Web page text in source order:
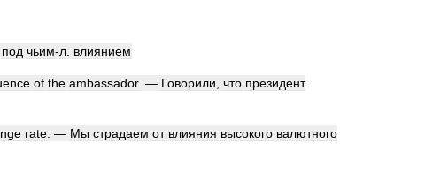
под чьим-л влиянием
of the ambassador. — Говорили что президент
rate . — Мы страдаем от влияния высокого валютного